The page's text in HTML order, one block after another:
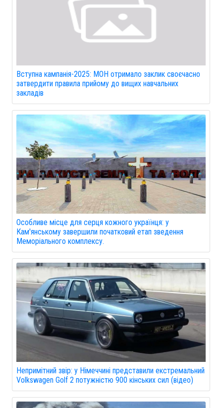
Вступна кампанія-2025: МОН отримало заклик своєчасно
затвердити правила прийому до вищих навчальних
закладів
Особливе місце для серця кожного українця: у
Кам'янському завершили початковий етап зведення
Меморіального комплексу.
Непримітний звір: у Німеччині представили екстремальний
Volkswagen Golf 2 потужністю 900 кінських сил (відео)